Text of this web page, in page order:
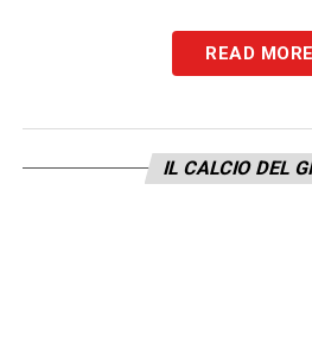
READ MORE
IL CALCIO DEL